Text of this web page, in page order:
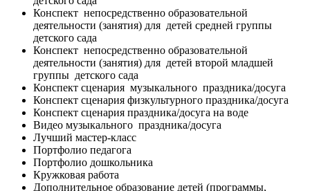
Конспект непосредственно образовательной
деятельности (занятия) для детей средней группы
детского сада
Конспект непосредственно образовательной
деятельности (занятия) для детей второй младшей
группы детского сада
Конспект сценария музыкального праздника/досуга
Конспект сценария физкультурного праздника/досуга
Конспект сценария праздника/досуга на воде
Видео музыкального праздника/досуга
Лучший мастер-класс
Портфолио педагога
Портфолио дошкольника
Кружковая работа
Дополнительное образование детей (программы,